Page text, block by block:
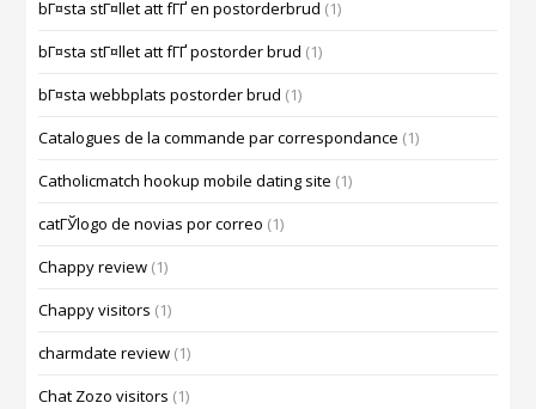
bГ¤sta stГ¤llet att fГҐ en postorderbrud (1)
bГ¤sta stГ¤llet att fГҐ postorder brud (1)
bГ¤sta webbplats postorder brud (1)
Catalogues de la commande par correspondance (1)
Catholicmatch hookup mobile dating site (1)
catГЎlogo de novias por correo (1)
Chappy review (1)
Chappy visitors (1)
charmdate review (1)
Chat Zozo visitors (1)